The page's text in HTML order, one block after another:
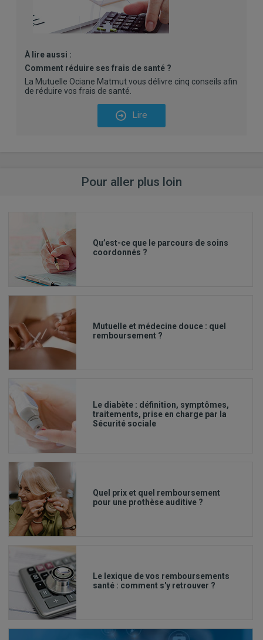
À lire aussi :
Comment réduire ses frais de santé ?
La Mutuelle Ociane Matmut vous délivre cinq conseils afin
de réduire vos frais de santé.
Lire
Pour aller plus loin
Qu’est-ce que le parcours de soins
coordonnés ?
Mutuelle et médecine douce : quel
remboursement ?
Le diabète : définition, symptômes,
traitements, prise en charge par la
Sécurité sociale
Quel prix et quel remboursement
pour une prothèse auditive ?
Le lexique de vos remboursements
santé : comment s'y retrouver ?